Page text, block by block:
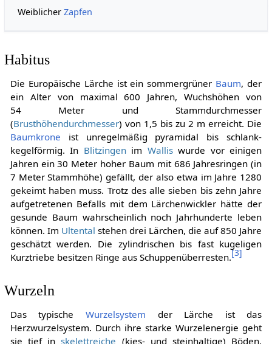
WeiblicherZapfen
Habitus
Die Europäische Lärche ist ein sommergrüner Baum, der
ein Alter von maximal 600 Jahren, Wuchshöhen von
54 Meter und Stammdurchmesser
(Brusthöhendurchmesser) von 1,5 bis zu 2 m erreicht. Die
Baumkrone ist unregelmäßig pyramidal bis schlank-
kegelförmig. In Blitzingenim Walliswurde vor einigen
Jahren ein 30 Meter hoher Baum mit 686 Jahresringen (in
7 Meter Stammhöhe) gefällt, der also etwa im Jahre 1280
gekeimt haben muss. Trotz des alle sieben bis zehn Jahre
aufgetretenen Befalls mit dem Lärchenwickler hätte der
gesunde Baum wahrscheinlich noch Jahrhunderte leben
können. Im Ultental stehen drei Lärchen, die auf 850 Jahre
geschätzt werden. Die zylindrischen bis fast kugeligen
Kurztriebe besitzen Ringe aus Schuppenüberresten.[3]
Wurzeln
Das typische Wurzelsystem der Lärche ist das
Herzwurzelsystem. Durch ihre starke Wurzelenergie geht
sie tief inskelettreiche (kies- und steinhaltige) Böden.